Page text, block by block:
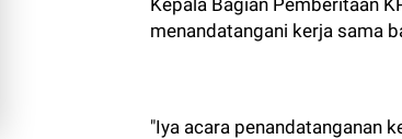
Kepala Bagian Pemberitaan
menandatangani kerja sama
"Iya acara penandatanganan